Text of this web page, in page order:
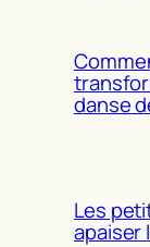
danse
Les
apaiser